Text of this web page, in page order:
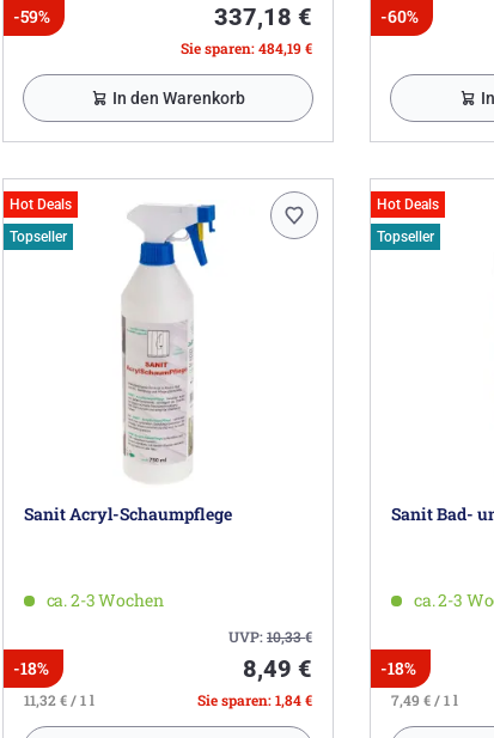
-59% 337,18 €
Sie sparen: 484,19 €
In den Warenkorb
-60%
Hot Deals
Topseller
Sanit Acryl-Schaumpflege
ca. 2-3 Wochen
UVP:10,33€
-18% 8,49 €
11,32 € / 1 l Sie sparen: 1,84 €
Hot Deals
Topseller
Sanit Bad-
ca. 2-3
-18%
7,49 € / 1 l